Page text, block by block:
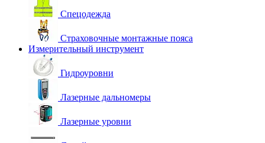
Спецодежда
Страховочные монтажные пояса
Измерительный инструмент
Гидроуровни
Лазерные дальномеры
Лазерные уровни